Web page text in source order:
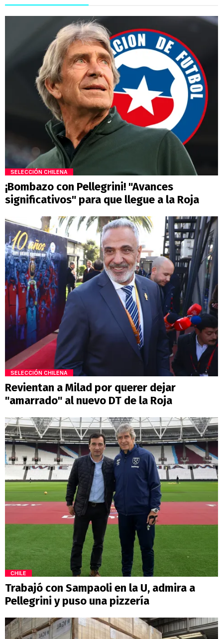
SELECCIÓN CHILENA
¡Bombazo con Pellegrini! "Avances
significativos" para que llegue a la Roja
SELECCIÓN CHILENA
Revientan a Milad por querer dejar
"amarrado" al nuevo DT de la Roja
CHILE
Trabajó con Sampaoli en la U, admira a
Pellegrini y puso una pizzería